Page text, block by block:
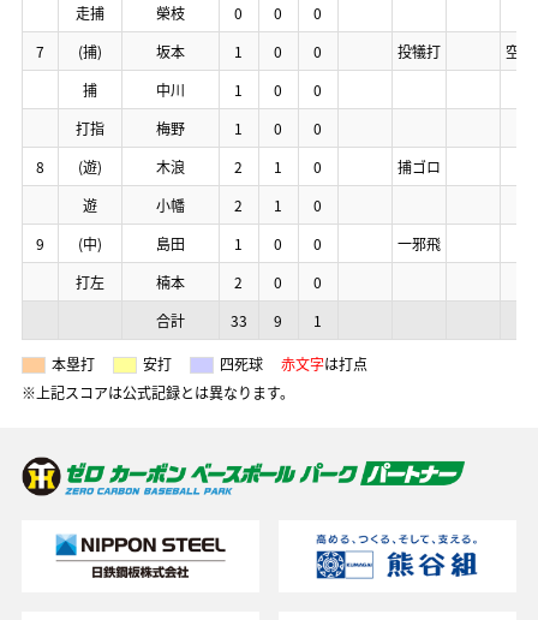
走捕
榮枝 0 0
0
7
(捕) 坂本 1 0 0 投犠打
空三
捕
中川 1 0
0
打指
梅野 1 0
0
8
(遊) 木浪 2 1 0
捕ゴロ
遊
小幡 2 1
0
9
(中) 島田 1 0 0
一邪飛
打左
楠本 2 0
0
合計
33 9 1
走捕
榮枝 0 0
0
7
(捕) 坂本 1 0 0 投犠打
空三
捕
中川 1 0
0
打指
梅野 1 0
0
8
(遊) 木浪 2 1 0
捕ゴロ
遊
小幡 2 1
0
9
(中) 島田 1 0 0
一邪飛
打左
楠本 2 0
0
合計
33 9 1
走捕
榮枝 0 0
0
7
(捕) 坂本 1 0 0 投犠打
空三
捕
中川 1 0
0
打指
梅野 1 0
0
8
(遊) 木浪 2 1 0
捕ゴロ
遊
小幡 2 1
0
9
(中) 島田 1 0 0
一邪飛
打左
楠本 2 0
0
合計
33 9 1
走捕
榮枝 0 0
0
7
(捕) 坂本 1 0 0 投犠打
空三
捕
中川 1 0
0
打指
梅野 1 0
0
8
(遊) 木浪 2 1 0
捕ゴロ
遊
小幡 2 1
0
9
(中) 島田 1 0 0
一邪飛
打左
楠本 2 0
0
合計
33 9 1
本塁打 安打 四死球 赤文字は打点
※上記スコアは公式記録とは異なります。